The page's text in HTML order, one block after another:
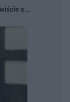
o...